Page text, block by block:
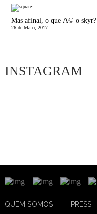
Mas afinal, o que Ã© o skyr?
26 de Maio, 2017
INSTAGRAM
QUEM SOMOS PRESS